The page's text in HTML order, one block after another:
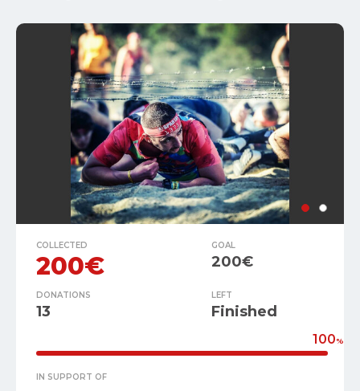
COLLECTED
200€
GOAL
200€
DONATIONS
13
LEFT
Finished
100%
IN SUPPORT OF